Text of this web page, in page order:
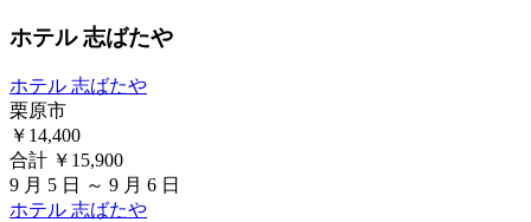
ホテル 志ばたや
ホテル 志ばたや
栗原市
￥14,400
合計 ￥15,900
9 月 5 日 ～ 9 月 6 日
ホテル 志ばたや